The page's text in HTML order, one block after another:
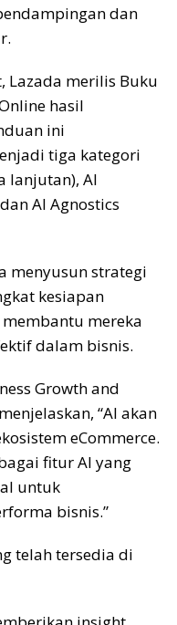
dan
Lazada merilis Buku
hasil
ini
tiga kategori
lanjutan), AI
AI Agnostics
menyusun strategi
kesiapan
mereka
dalam bisnis.
Growth and
“AI akan
eCommerce.
fitur AI yang
untuk
bisnis.”
telah tersedia di